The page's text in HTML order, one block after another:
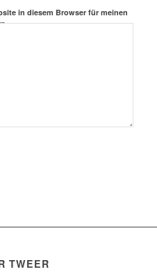
in diesem Browser für meinen
TWEER